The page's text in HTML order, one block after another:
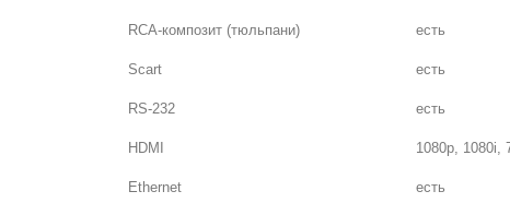
RCA-композит (тюльпани) есть
Scart есть
RS-232 есть
HDMI 1080p, 1080i,
Ethernet есть